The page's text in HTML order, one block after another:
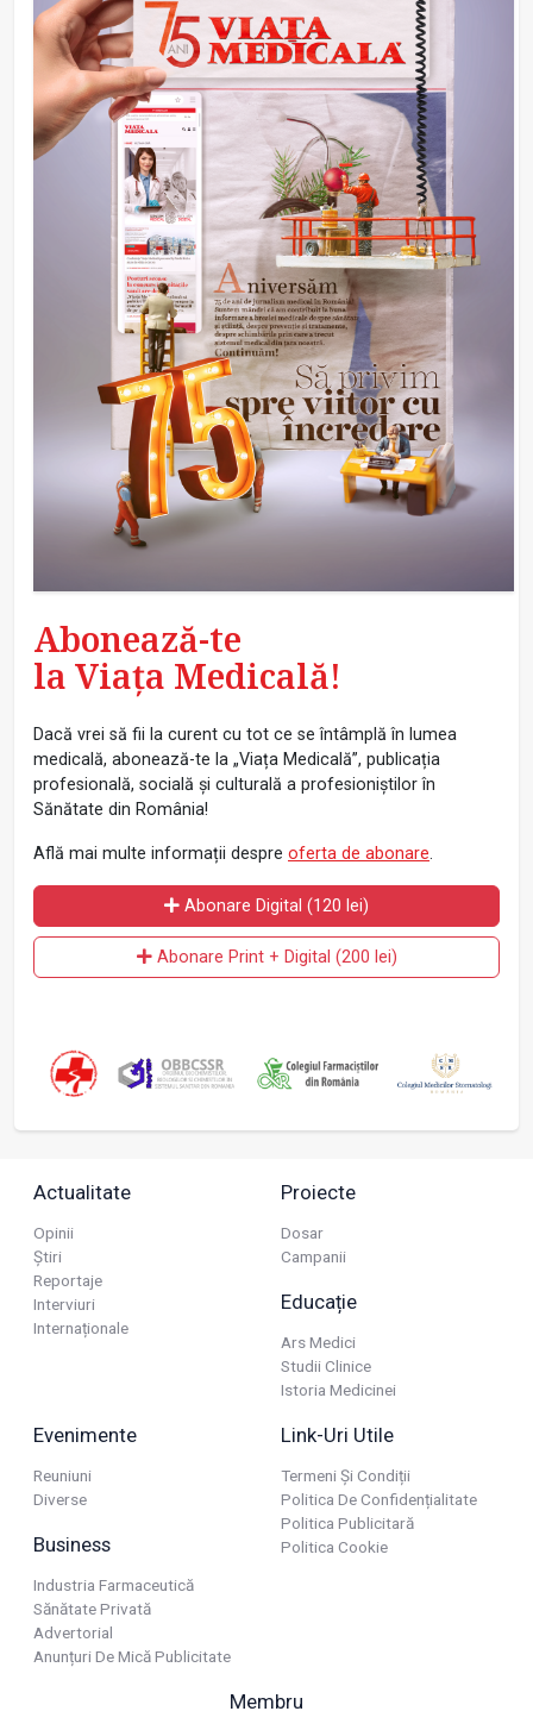
Abonează-te
la Viața Medicală!
Dacă vrei să fii la curent cu tot ce se întâmplă în lumea
medicală, abonează-te la „Viața Medicală”, publicația
profesională, socială și culturală a profesioniștilor în
Sănătate din România!
Află mai multe informații despre oferta de abonare.
Abonare Digital (120 lei)
Abonare Print + Digital (200 lei)
Actualitate
Opinii
Știri
Reportaje
Interviuri
Internaționale
Proiecte
Dosar
Campanii
Educație
Ars Medici
Studii Clinice
Istoria Medicinei
Evenimente
Reuniuni
Diverse
Business
Industria Farmaceutică
Sănătate Privată
Advertorial
Anunțuri De Mică Publicitate
Link-Uri Utile
Termeni Și Condiții
Politica De Confidențialitate
Politica Publicitară
Politica Cookie
Membru